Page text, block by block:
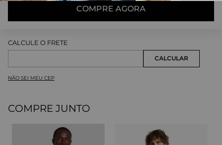
COMPRE AGORA
NÃO SEI MEU CEP
COMPRE JUNTO